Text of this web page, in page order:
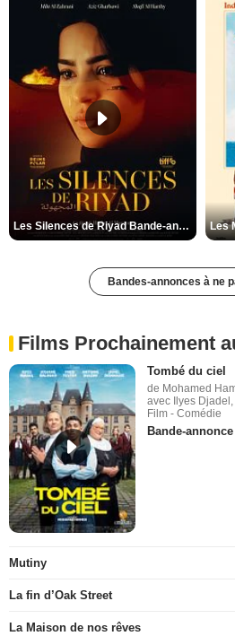
Les Silences de Riyad Bande-annonce VO STFR
Bandes-annonces à ne
Films Prochainement
Tombé du ciel
de Mohamed
avec Ilyes
Film - Comédie
Bande-annonce
Mutiny
La fin d’Oak Street
La Maison de nos rêves